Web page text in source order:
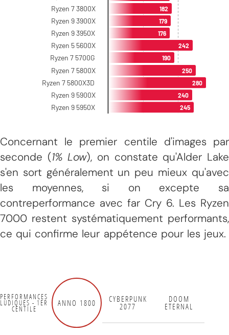
Concernant le premier centile d'images par
seconde (1% Low), on constate qu'Alder Lake
s'en sort généralement un peu mieux qu'avec
les moyennes, si on excepte sa
contreperformance avec far Cry 6. Les Ryzen
7000 restent systématiquement performants,
ce qui confirme leur appétence pour les jeux.